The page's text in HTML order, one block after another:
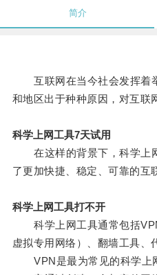
简介
互联网在当今社会发挥着
和地区出于种种原因，对互联
科学上网工具7天试用
在这样的背景下，科学上
了更加快捷、稳定、可靠的互
科学上网工具打不开
科学上网工具通常包括
虚拟专用网络）、翻墙工具、
VPN是最为常见的科学上